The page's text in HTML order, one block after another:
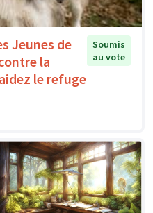
Jeunes de
la
le refuge
Soumis
au vote